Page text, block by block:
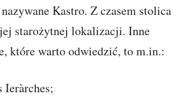
Kastro. Z czasem stolica
starożytnej lokalizacji. Inne
które warto odwiedzić, to m.in.:
Ieràrches;